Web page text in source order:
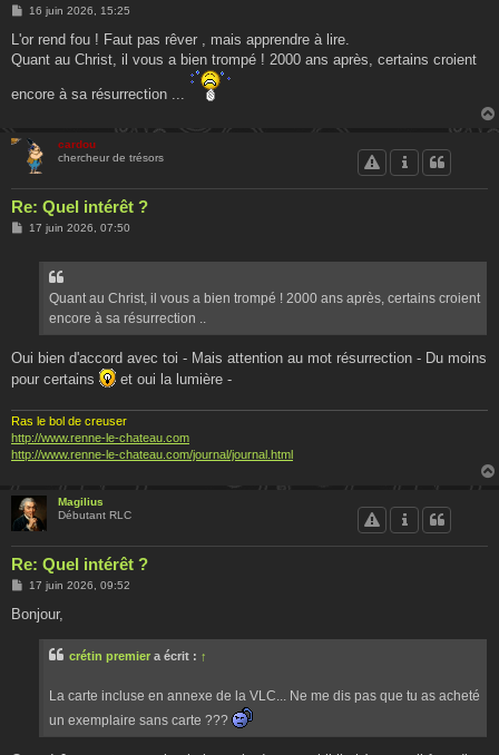
M
s
a
e
16 juin 2026, 15:25
L'or rend fou ! Faut pas rêver , mais apprendre à lire.
Quant au Christ, il vous a bien trompé ! 2000 ans après, certains croient
encore à sa résurrection ...
cardou
chercheur de trésors
Re: Quel intérêt ?
M
17 juin 2026, 07:50
Quant au Christ, il vous a bien trompé ! 2000 ans après, certains croient
encore à sa résurrection ..
Oui bien d'accord avec toi - Mais attention au mot résurrection - Du moins
pour certains
et oui la lumière -
Ras le bol de creuser
http://www.renne-le-chateau.com
http://www.renne-le-chateau.com/journal/journal.html
Magilius
Débutant RLC
Re: Quel intérêt ?
M
s
17 juin 2026, 09:52
Bonjour,
crétin premier a écrit : ↑
La carte incluse en annexe de la VLC... Ne me dis pas que tu as acheté
un exemplaire sans carte ???